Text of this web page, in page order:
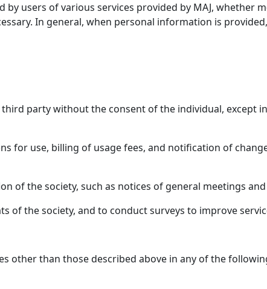
users of various services provided by MAJ, whether
In general, when personal information is
party without the consent of the individual, except
for use, billing of usage fees, and notification of
of the society, such as notices of general meetings
of the society, and to conduct surveys to improve
other than those described above in any of the